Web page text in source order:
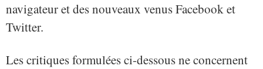
navigateur et des nouveaux venus Facebook et
Twitter.
Les critiques formulées ci-dessous ne concernent